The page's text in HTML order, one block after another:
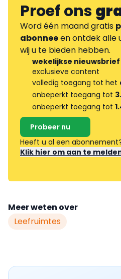
Proef ons
Word één maand gratis
abonneeen ontdek alle
wij u te bieden hebben.
wekelijkse nieuwsbrief
exclusieve content
volledig toegang tot het
onbeperkt toegang tot
onbeperkt toegang tot
Probeer nu
Heeft u al een
Klik hier om aan te
Meer weten over
Leefruimtes